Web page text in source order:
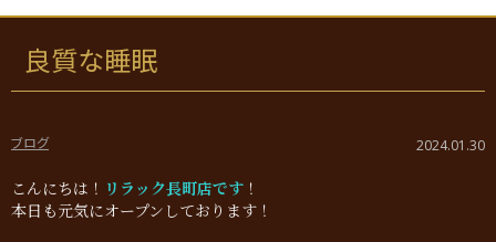
良質な睡眠
ブログ 2024.01.30
こんにちは！ リラック長町店です ！
本日も元気にオープンしております！